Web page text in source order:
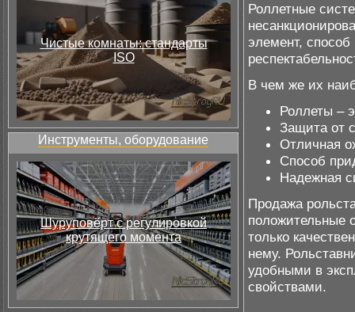
Чистые комнаты: стандарты
ISO
Инструменты, оборудование
Шуруповёрт с регулировкой
крутящего момента
Роллетные
элемент,
В чем же их
Роллеты –
Защита от
Отличная
Способ
Надежная
Продажа
положительные
только
нему.
удобными в
свойствами.